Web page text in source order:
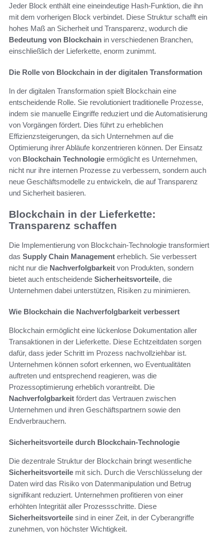
Jeder Block enthält eine eineindeutige Hash-Funktion, die ihn
mit dem vorherigen Block verbindet. Diese Struktur schafft ein
hohes Maß an Sicherheit und Transparenz, wodurch die
Bedeutung von Blockchain in verschiedenen Branchen,
einschließlich der Lieferkette, enorm zunimmt.
Die Rolle von Blockchain in der digitalen Transformation
In der digitalen Transformation spielt Blockchain eine
entscheidende Rolle. Sie revolutioniert traditionelle Prozesse,
indem sie manuelle Eingriffe reduziert und die Automatisierung
von Vorgängen fördert. Dies führt zu erheblichen
Effizienzsteigerungen, da sich Unternehmen auf die
Optimierung ihrer Abläufe konzentrieren können. Der Einsatz
von Blockchain Technologie ermöglicht es Unternehmen,
nicht nur ihre internen Prozesse zu verbessern, sondern auch
neue Geschäftsmodelle zu entwickeln, die auf Transparenz
und Sicherheit basieren.
Blockchain in der Lieferkette:
Transparenz schaffen
Die Implementierung von Blockchain-Technologie transformiert
das Supply Chain Management erheblich. Sie verbessert
nicht nur die Nachverfolgbarkeit von Produkten, sondern
bietet auch entscheidende Sicherheitsvorteile, die
Unternehmen dabei unterstützen, Risiken zu minimieren.
Wie Blockchain die Nachverfolgbarkeit verbessert
Blockchain ermöglicht eine lückenlose Dokumentation aller
Transaktionen in der Lieferkette. Diese Echtzeitdaten sorgen
dafür, dass jeder Schritt im Prozess nachvollziehbar ist.
Unternehmen können sofort erkennen, wo Eventualitäten
auftreten und entsprechend reagieren, was die
Prozessoptimierung erheblich vorantreibt. Die
Nachverfolgbarkeit fördert das Vertrauen zwischen
Unternehmen und ihren Geschäftspartnern sowie den
Endverbrauchern.
Sicherheitsvorteile durch Blockchain-Technologie
Die dezentrale Struktur der Blockchain bringt wesentliche
Sicherheitsvorteile mit sich. Durch die Verschlüsselung der
Daten wird das Risiko von Datenmanipulation und Betrug
signifikant reduziert. Unternehmen profitieren von einer
erhöhten Integrität aller Prozessschritte. Diese
Sicherheitsvorteile sind in einer Zeit, in der Cyberangriffe
zunehmen, von höchster Wichtigkeit.